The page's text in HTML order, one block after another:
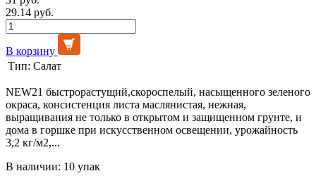
29.14 руб.
В корзину
Тип: Салат
NEW21 быстрорастущий,скороспелый, насыщенного зеленого
окраса, консистенция листа маслянистая, нежная,
выращивания не только в открытом и защищенном грунте, и
дома в горшке при искусственном освещении, урожайность
3,2 кг/м2,...
В наличии: 10 упак